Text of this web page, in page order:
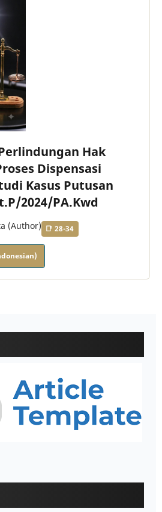
Hak
Dispensasi
Kasus Putusan
2024/PA.Kwd
(Author) 28-34